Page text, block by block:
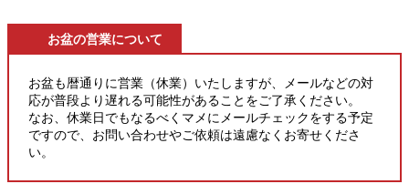
お盆の営業について
お盆も暦通りに営業（休業）いたしますが、メールなどの対
応が普段より遅れる可能性があることをご了承ください。
なお、休業日でもなるべくマメにメールチェックをする予定
ですので、お問い合わせやご依頼は遠慮なくお寄せくださ
い。